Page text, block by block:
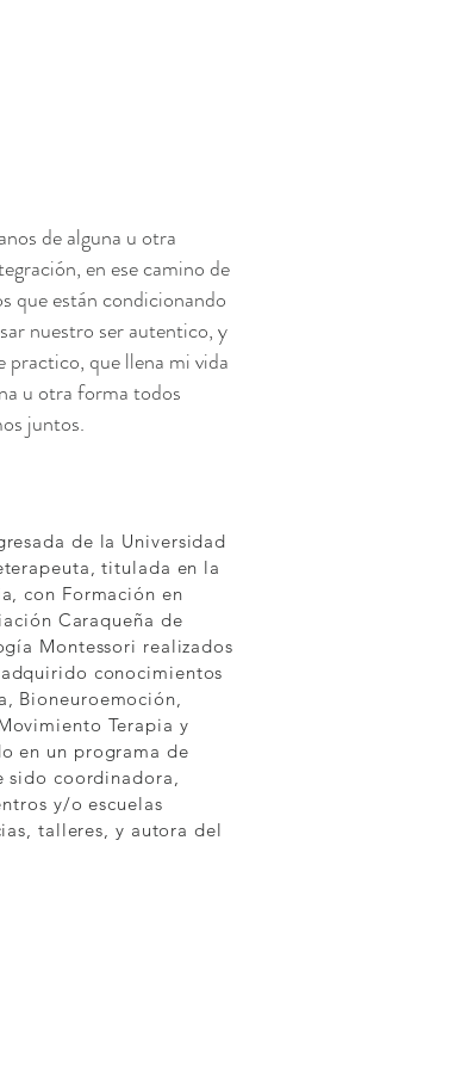
de alguna u otra
en ese camino de
que están condicionando
nuestro ser autentico, y
practico, que llena mi vida
u otra forma todos
juntos.
de la Universidad
titulada en la
con Formación en
Caraqueña de
Montessori realizados
conocimientos
Bioneuroemoción,
Terapia y
en un programa de
sido coordinadora,
y/o escuelas
talleres, y autora del